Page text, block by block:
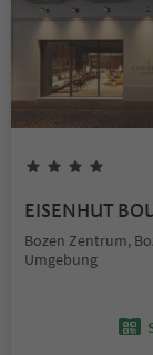
EISENHUT
Bozen Zentrum,
Umgebung